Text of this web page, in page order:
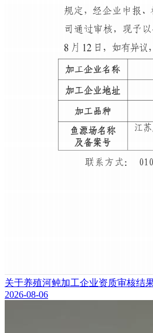
关于养殖河鲀加工企业资质审核结
2026-08-06